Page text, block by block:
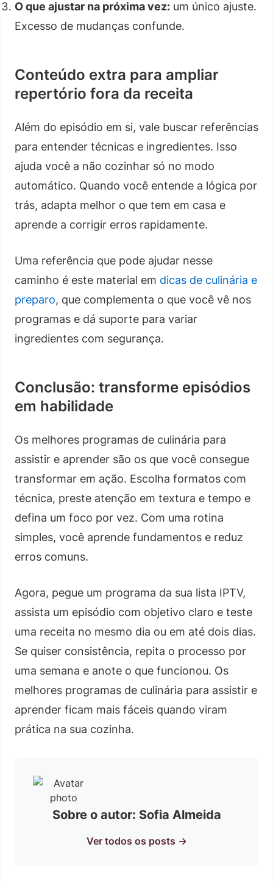
O que ajustar na próxima vez: um único ajuste.
Excesso de mudanças confunde.
Conteúdo extra para ampliar
repertório fora da receita
Além do episódio em si, vale buscar referências
para entender técnicas e ingredientes. Isso
ajuda você a não cozinhar só no modo
automático. Quando você entende a lógica por
trás, adapta melhor o que tem em casa e
aprende a corrigir erros rapidamente.
Uma referência que pode ajudar nesse
caminho é este material em dicas de culinária e
preparo, que complementa o que você vê nos
programas e dá suporte para variar
ingredientes com segurança.
Conclusão: transforme episódios
em habilidade
Os melhores programas de culinária para
assistir e aprender são os que você consegue
transformar em ação. Escolha formatos com
técnica, preste atenção em textura e tempo e
defina um foco por vez. Com uma rotina
simples, você aprende fundamentos e reduz
erros comuns.
Agora, pegue um programa da sua lista IPTV,
assista um episódio com objetivo claro e teste
uma receita no mesmo dia ou em até dois dias.
Se quiser consistência, repita o processo por
uma semana e anote o que funcionou. Os
melhores programas de culinária para assistir e
aprender ficam mais fáceis quando viram
prática na sua cozinha.
Sobre o autor: Sofia Almeida
Ver todos os posts →